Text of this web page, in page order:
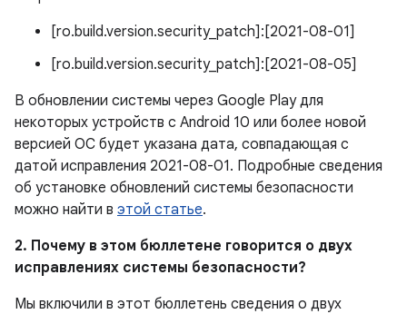
[ro.build.version.security_patch]:[2021-08-01]
[ro.build.version.security_patch]:[2021-08-05]
В обновлении системы через Google Play для
некоторых устройств с Android 10 или более новой
версией ОС будет указана дата, совпадающая с
датой исправления 2021-08-01. Подробные сведения
об установке обновлений системы безопасности
можно найти в этой статье.
2. Почему в этом бюллетене говорится о двух
исправлениях системы безопасности?
Мы включили в этот бюллетень сведения о двух